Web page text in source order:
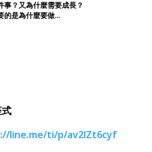
事？又為什麼需要成長？
的是為什麼要做...
line.me/ti/p/av2lZt6cyf